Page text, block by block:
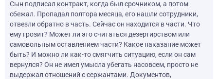
Сын подписал контракт, когда был срочником, а потом
сбежал. Пропадал полтора месяца, его нашли сотрудники,
отвезли обратно в часть. Сейчас он находится в части. Что
ему грозит? Может ли это считаться дезертирством или
самовольным оставлением части? Какое наказание может
быть? И можно ли как-то смягчить ситуацию, если он сам
вернулся? Он не имел умысла убегать насовсем, просто не
выдержал отношений с сержантами. Документов,